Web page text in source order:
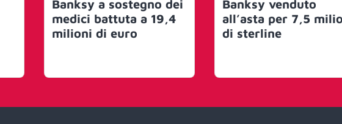
Banksy a sostegno dei
medici battuta a 19,4
milioni di euro
Banksy venduto
all’asta per 7,5
di sterline